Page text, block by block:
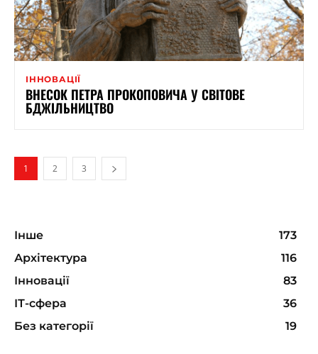
ІННОВАЦІЇ
ВНЕСОК ПЕТРА ПРОКОПОВИЧА У СВІТОВЕ
БДЖІЛЬНИЦТВО
1 2 3
Інше
173
Архітектура
116
Інновації
83
ІТ-сфера
36
Без категорії
19